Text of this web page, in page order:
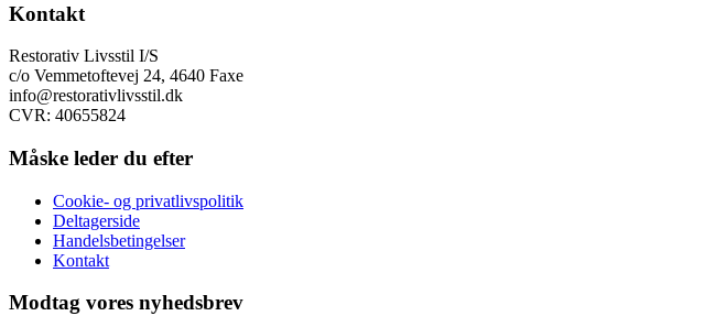
Kontakt
Restorativ Livsstil I/S
c/o Vemmetoftevej 24, 4640 Faxe
info@restorativlivsstil.dk
CVR: 40655824
Måske leder du efter
Cookie- og privatlivspolitik
Deltagerside
Handelsbetingelser
Kontakt
Modtag vores nyhedsbrev